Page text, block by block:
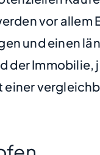
vor
und einen